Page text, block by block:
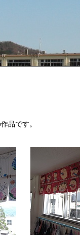
品です。